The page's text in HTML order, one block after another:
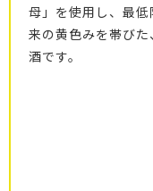
母」を使用し、最
来の黄色みを帯び
酒です。